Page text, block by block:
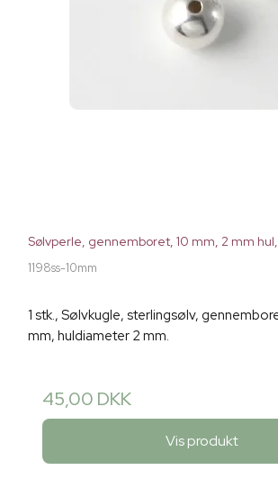
Sølvperle, gennemboret, 10 mm, 2 mm hul,
1198ss-10mm
1 stk., Sølvkugle, sterlingsølv,
mm, huldiameter 2 mm.
45,00 DKK
Vis produkt